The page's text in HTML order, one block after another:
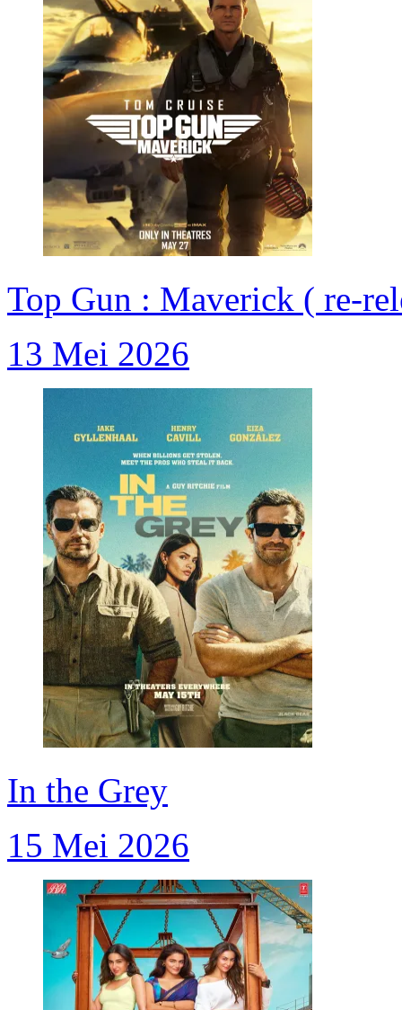
Top Gun : Maverick ( re-
13 Mei 2026
In the Grey
15 Mei 2026